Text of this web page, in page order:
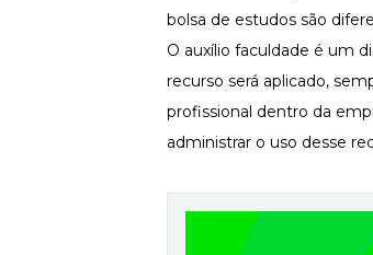
Newsletters
bolsa de estudos são
O auxílio faculdade é um
recurso será aplicado,
profissional dentro da
administrar o uso desse